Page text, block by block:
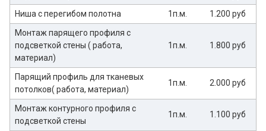
Ниша с перегибом полотна
1п.м.
1.200 руб
Монтаж парящего профиля с
подсветкой стены ( работа,
материал)
1п.м. 1.800 руб
Парящий профиль для тканевых
потолков( работа, материал)
1п.м. 2.000 руб
Монтаж контурного профиля с
подсветкой стены
1п.м. 1.100 руб